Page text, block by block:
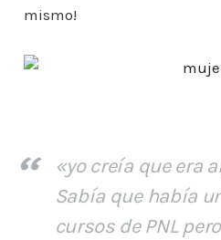
mismo!
«yo creía que era
Sabía que había
cursos de PNL